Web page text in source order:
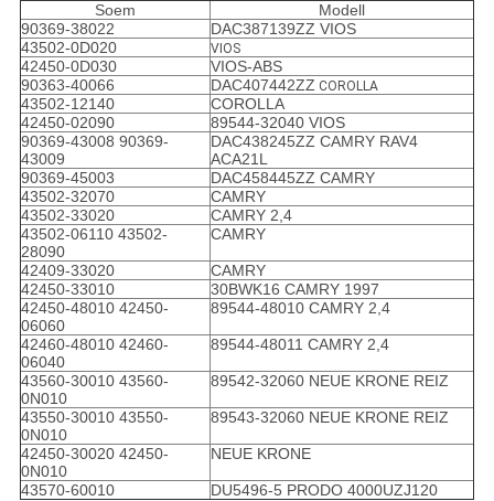
Soem
Modell
90369-38022
DAC387139ZZ VIOS
43502-0D020
VIOS
42450-0D030
VIOS-ABS
90363-40066
DAC407442ZZ COROLLA
43502-12140
COROLLA
42450-02090
89544-32040 VIOS
90369-43008 90369-
43009
DAC438245ZZ CAMRY RAV4
ACA21L
90369-45003
DAC458445ZZ CAMRY
43502-32070
CAMRY
43502-33020
CAMRY 2,4
43502-06110 43502-
28090
CAMRY
42409-33020
CAMRY
42450-33010
30BWK16 CAMRY 1997
42450-48010 42450-
06060
89544-48010 CAMRY 2,4
42460-48010 42460-
06040
89544-48011 CAMRY 2,4
43560-30010 43560-
0N010
89542-32060 NEUE KRONE REIZ
43550-30010 43550-
0N010
89543-32060 NEUE KRONE REIZ
42450-30020 42450-
0N010
NEUE KRONE
43570-60010 DU5496-5 PRODO 4000UZJ120